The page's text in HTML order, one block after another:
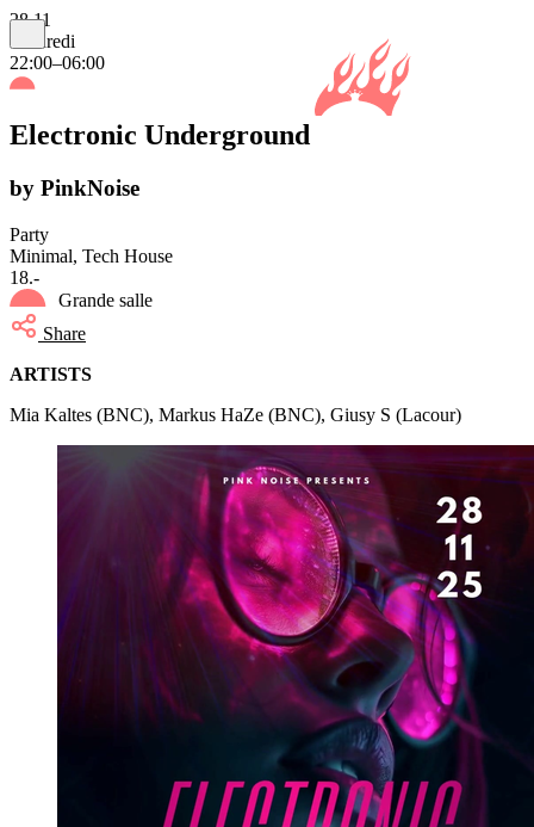
28.11
vendredi
22:00–06:00
Electronic Underground
by PinkNoise
Party
Minimal, Tech House
18.-
Grande salle
Share
ARTISTS
Mia Kaltes (BNC), Markus HaZe (BNC), Giusy S (Lacour)